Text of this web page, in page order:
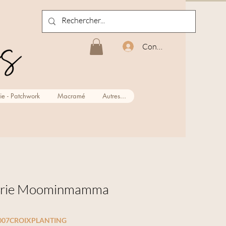
Connexion
- Patchwork Macramé Autres...
Moominmamma